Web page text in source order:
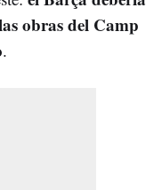
obras del Camp
.